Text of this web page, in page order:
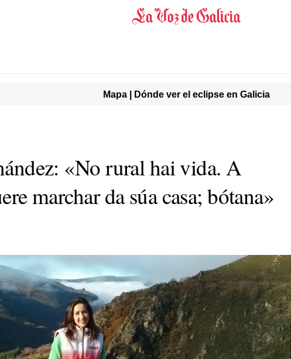
Mapa | Dónde ver el eclipse en Galicia
«No rural hai vida. A
marchar da súa casa; bótana»